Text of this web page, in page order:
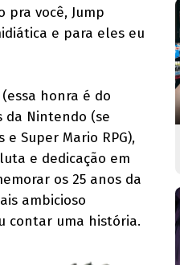
você, Jump
e para eles eu
honra é do
da Nintendo (se
Super Mario RPG),
e dedicação em
os 25 anos da
ambicioso
contar uma história.